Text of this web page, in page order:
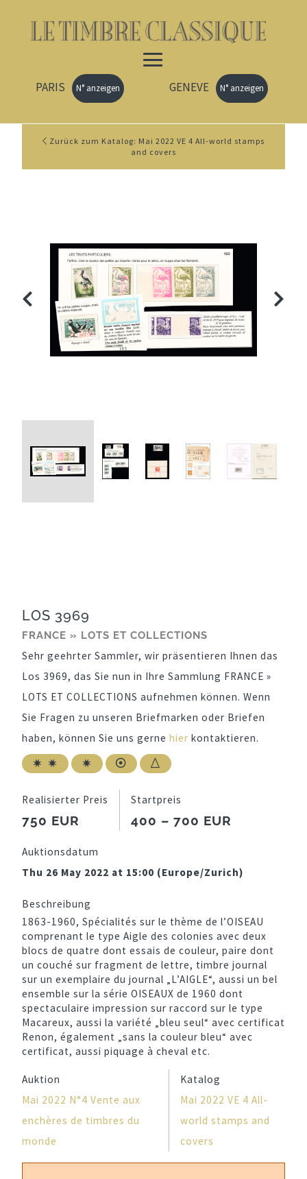
PARIS N° anzeigen GENEVE N° anzeigen
Zurück zum Katalog: Mai 2022 VE 4 All-world stamps
and covers
LOS 3969
FRANCE » LOTS ET COLLECTIONS
Sehr geehrter Sammler, wir präsentieren Ihnen das
Los 3969, das Sie nun in Ihre Sammlung FRANCE »
LOTS ET COLLECTIONS aufnehmen können. Wenn
Sie Fragen zu unseren Briefmarken oder Briefen
haben, können Sie uns gerne hier kontaktieren.
Realisierter Preis
750 EUR
Startpreis
400 – 700 EUR
Auktionsdatum
Thu 26 May 2022 at 15:00 (Europe/Zurich)
Beschreibung
1863-1960, Spécialités sur le thème de l’OISEAU
comprenant le type Aigle des colonies avec deux
blocs de quatre dont essais de couleur, paire dont
un couché sur fragment de lettre, timbre journal
sur un exemplaire du journal „L’AIGLE“, aussi un bel
ensemble sur la série OISEAUX de 1960 dont
spectaculaire impression sur raccord sur le type
Macareux, aussi la variété „bleu seul“ avec certificat
Renon, également „sans la couleur bleu“ avec
certificat, aussi piquage à cheval etc.
Auktion
Mai 2022 N°4 Vente aux
enchères de timbres du
monde
Katalog
Mai 2022 VE 4 All-
world stamps and
covers